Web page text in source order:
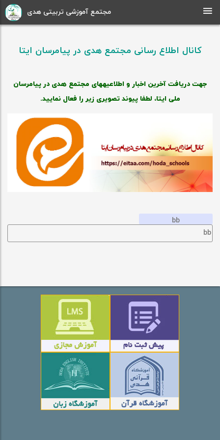
مجتمع آموزشی تربیتی هدی
کانال اطلاع رسانی مجتمع هدی در پیامرسان ایتا
جهت دریافت آخرین اخبار و اطلاعیه‎های مجتمع هدی در پیام‎رسان
ملی ایتا، لطفا پیوند تصویری زیر را فعال نمایید.
bb
bb